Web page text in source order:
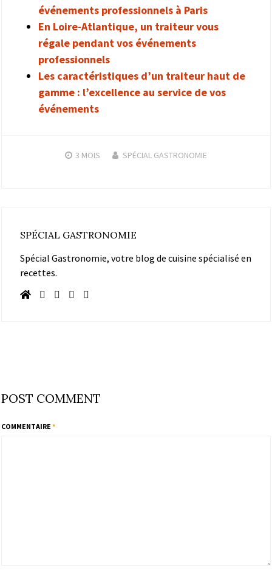
événements professionnels à Paris
En Loire-Atlantique, un traiteur vous
régale pendant vos événements
professionnels
Les caractéristiques d’un traiteur haut de
gamme : l’excellence au service de vos
événements
3 MOIS SPÉCIAL GASTRONOMIE
SPÉCIAL GASTRONOMIE
Spécial Gastronomie, votre blog de cuisine spécialisé en
recettes.
POST COMMENT
COMMENTAIRE *